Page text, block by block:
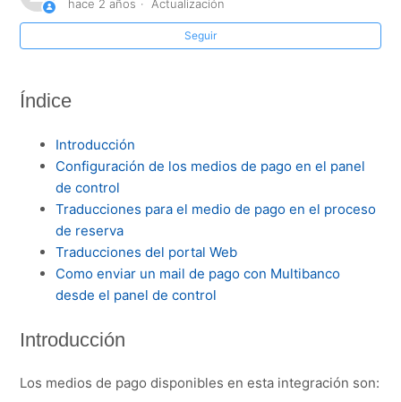
REDUNIQ y Multibanco
Gastos de emisión en función de la forma de pago
compra
¿Cómo configurar perfiles de impuestos condicionados
para aplicarse a la reserva según diferentes filtros
geográficos y de otro tipo?
Configuración de medios de pago TPV Travelcare
hace 2 años Actualización
Seguir
Índice
Introducción
Configuración de los medios de pago en el panel
de control
Traducciones para el medio de pago en el proceso
de reserva
Traducciones del portal Web
Como enviar un mail de pago con Multibanco
desde el panel de control
Introducción
Los medios de pago disponibles en esta integración son: